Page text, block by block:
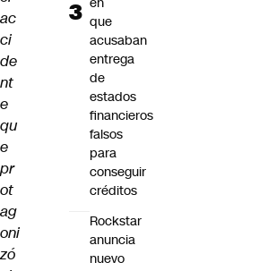
ac
ci
de
nt
e
qu
e
pr
ot
ag
oni
zó
que
acusaban
entrega
de
estados
financieros
falsos
para
conseguir
créditos
Rockstar
anuncia
nuevo